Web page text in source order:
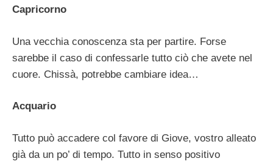
Capricorno
Una vecchia conoscenza sta per partire. Forse
sarebbe il caso di confessarle tutto ciò che avete nel
cuore. Chissà, potrebbe cambiare idea…
Acquario
Tutto può accadere col favore di Giove, vostro alleato
già da un po’ di tempo. Tutto in senso positivo